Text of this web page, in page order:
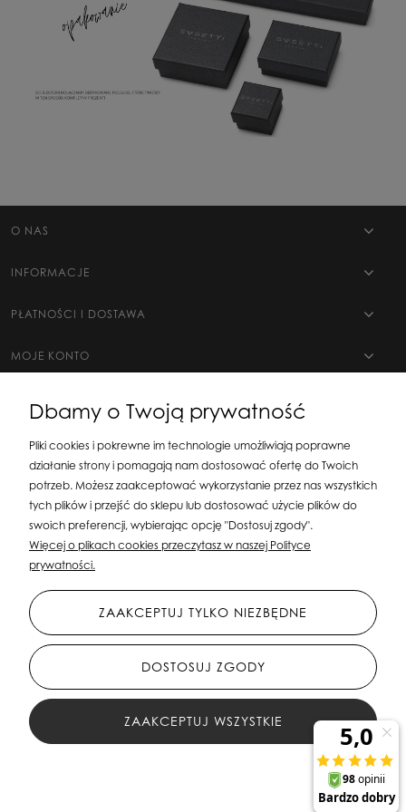
O NAS
INFORMACJE
PŁATNOŚCI I DOSTAWA
MOJE KONTO
Silit Group Maciej Suska
| ul. Astronomów 16, 80-299 Gdańsk, woj. pomorskie
sklepsusetti@gmail.com
Tel.: 508-107-233 | NIP: 5841956567 REGON:
Dbamy o Twoją prywatność
Pliki cookies i pokrewne im technologie umożliwiają poprawne
działanie strony i pomagają nam dostosować ofertę do Twoich
potrzeb. Możesz zaakceptować wykorzystanie przez nas wszystkich
tych plików i przejść do sklepu lub dostosować użycie plików do
swoich preferencji, wybierając opcję "Dostosuj zgody".
Więcej o plikach cookies przeczytasz w naszej Polityce
prywatności.
ZAAKCEPTUJ TYLKO NIEZBĘDNE
DOSTOSUJ ZGODY
ZAAKCEPTUJ WSZYSTKIE